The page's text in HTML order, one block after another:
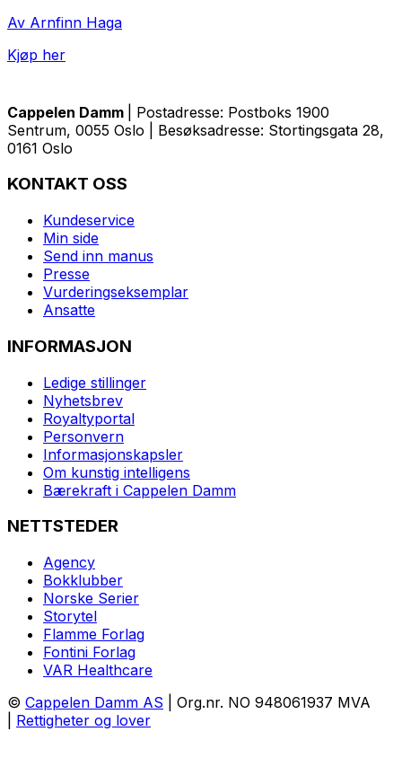
Av Arnfinn Haga
Kjøp her
Cappelen Damm
| Postadresse: Postboks 1900
Sentrum, 0055 Oslo | Besøksadresse: Stortingsgata 28,
0161 Oslo
KONTAKT OSS
Kundeservice
Min side
Send inn manus
Presse
Vurderingseksemplar
Ansatte
INFORMASJON
Ledige stillinger
Nyhetsbrev
Royaltyportal
Personvern
Informasjonskapsler
Om kunstig intelligens
Bærekraft i Cappelen Damm
NETTSTEDER
Agency
Bokklubber
Norske Serier
Storytel
Flamme Forlag
Fontini Forlag
VAR Healthcare
© Cappelen Damm AS | Org.nr. NO 948061937 MVA
Rettigheter og lover